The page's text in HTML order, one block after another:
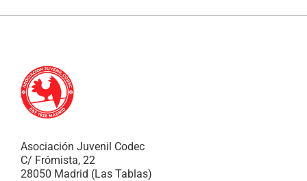
Asociación Juvenil Codec
C/ Frómista, 22
28050 Madrid (Las Tablas)